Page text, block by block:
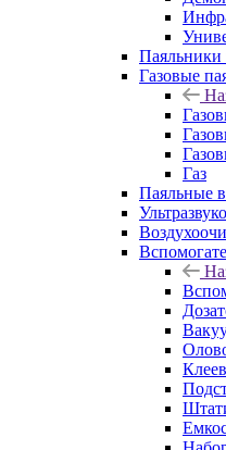
Паяльники
Газовые
Газ
Паяльные